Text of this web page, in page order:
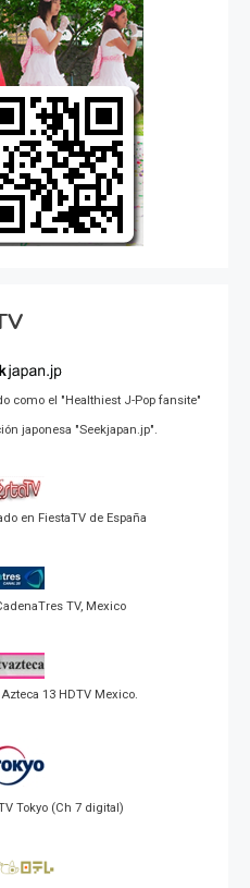
como el "Healthiest J-Pop fansite"
japonesa "Seekjapan.jp".
en FiestaTV de España
TV, Mexico
13 HDTV Mexico.
Tokyo (Ch 7 digital)